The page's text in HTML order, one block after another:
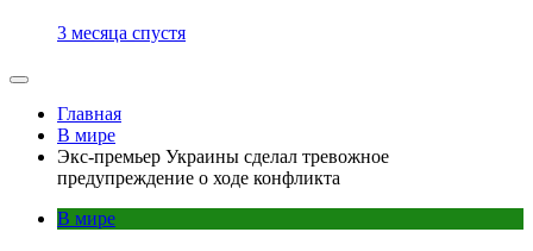
3 месяца спустя
Главная
В мире
Экс-премьер Украины сделал тревожное
предупреждение о ходе конфликта
В мире